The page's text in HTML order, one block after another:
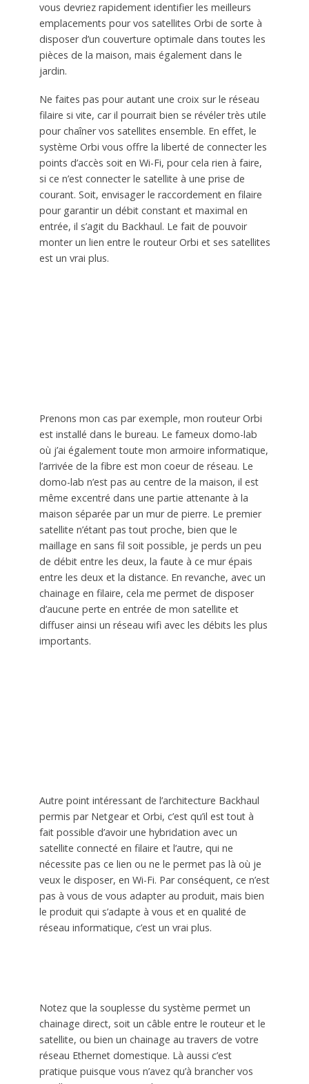
vous devriez rapidement identifier les meilleurs
emplacements pour vos satellites Orbi de sorte à
disposer d’un couverture optimale dans toutes les
pièces de la maison, mais également dans le
jardin.
Ne faites pas pour autant une croix sur le réseau
filaire si vite, car il pourrait bien se révéler très utile
pour chaîner vos satellites ensemble. En effet, le
système Orbi vous offre la liberté de connecter les
points d’accès soit en Wi-Fi, pour cela rien à faire,
si ce n’est connecter le satellite à une prise de
courant. Soit, envisager le raccordement en filaire
pour garantir un débit constant et maximal en
entrée, il s’agit du Backhaul. Le fait de pouvoir
monter un lien entre le routeur Orbi et ses satellites
est un vrai plus.
Prenons mon cas par exemple, mon routeur Orbi
est installé dans le bureau. Le fameux domo-lab
où j’ai également toute mon armoire informatique,
l’arrivée de la fibre est mon coeur de réseau. Le
domo-lab n’est pas au centre de la maison, il est
même excentré dans une partie attenante à la
maison séparée par un mur de pierre. Le premier
satellite n’étant pas tout proche, bien que le
maillage en sans fil soit possible, je perds un peu
de débit entre les deux, la faute à ce mur épais
entre les deux et la distance. En revanche, avec un
chainage en filaire, cela me permet de disposer
d’aucune perte en entrée de mon satellite et
diffuser ainsi un réseau wifi avec les débits les plus
importants.
Autre point intéressant de l’architecture Backhaul
permis par Netgear et Orbi, c’est qu’il est tout à
fait possible d’avoir une hybridation avec un
satellite connecté en filaire et l’autre, qui ne
nécessite pas ce lien ou ne le permet pas là où je
veux le disposer, en Wi-Fi. Par conséquent, ce n’est
pas à vous de vous adapter au produit, mais bien
le produit qui s’adapte à vous et en qualité de
réseau informatique, c’est un vrai plus.
Notez que la souplesse du système permet un
chainage direct, soit un câble entre le routeur et le
satellite, ou bien un chainage au travers de votre
réseau Ethernet domestique. Là aussi c’est
pratique puisque vous n’avez qu’à brancher vos